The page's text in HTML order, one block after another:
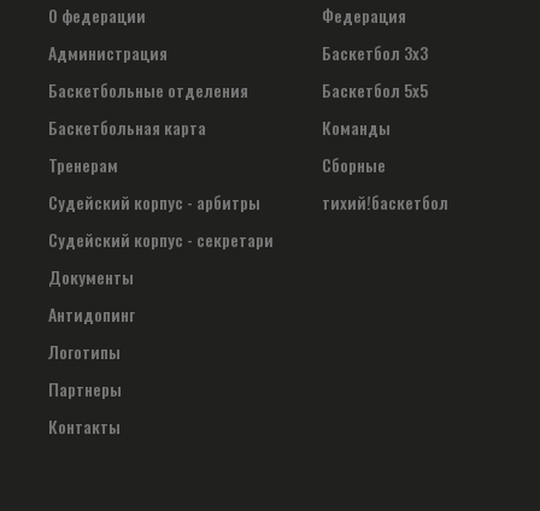
О федерации
Администрация
Баскетбольные отделения
Баскетбольная карта
Тренерам
Судейский корпус - арбитры
Судейский корпус - секретари
Документы
Антидопинг
Логотипы
Партнеры
Контакты
Федерация
Баскетбол 3х3
Баскетбол 5х5
Команды
Сборные
тихий!баскетбол